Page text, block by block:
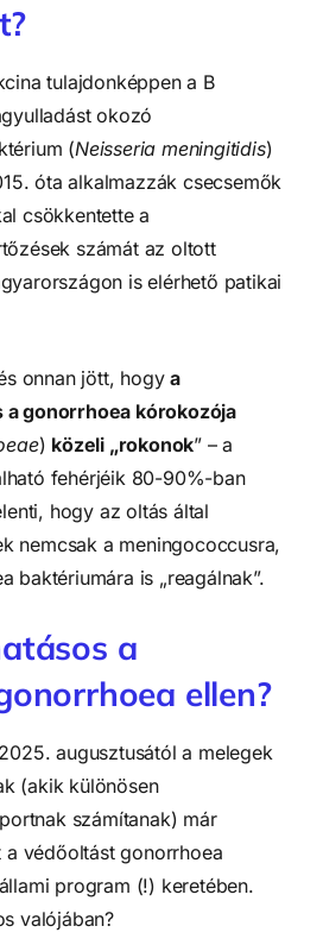
tulajdonképpen a B
okozó
(Neisseria meningitidis)
óta alkalmazzák csecsemők
csökkentette a
számát az oltott
is elérhető patikai
onnan jött, hogya
a gonorrhoea kórokozója
) közeli „rokonok” – a
fehérjéik 80-90%-ban
hogy az oltás által
nemcsak a meningococcusra,
baktériumára is „reagálnak”.
a
ellen?
augusztusától a melegek
(akik különösen
számítanak) már
a védőoltást gonorrhoea
program (!) keretében.
valójában?